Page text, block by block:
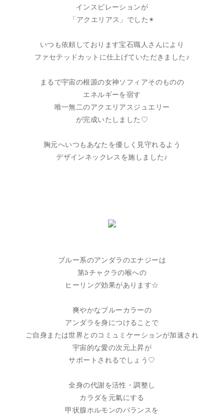
インスピレーションが
「アクエリアス」でした✴︎
いつも依頼しております宝石職人さんにより
ファセテッドカットに仕上げていただきました♪
まるで宇宙の根源の女神ソフィアそのものの
エネルギーを宿す
唯一無二のアクエリアスジュエリー
が完成いたしました♡
胸元へいつもあなたを優しく見守れるよう
デザインネックレスを施しました♪
ブルー系のアンダラのエナジーは
第5チャクラの喉への
ヒーリング効果があります☆
爽やかなブルーカラーの
アンダラを身につけることで
ご自身または世界とのコミュミケーションが加速され
宇宙的な愛の次元上昇が
サポートされるでしょう♡
全身の代謝を活性・調整し
カラダを元氣にする
甲状腺ホルモンのバランスを